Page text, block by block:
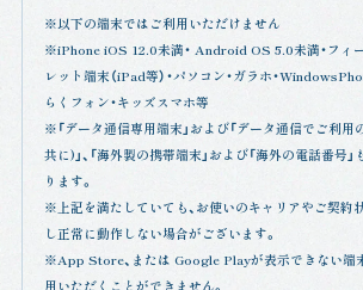
※以下の端末ではご利用いただけません
※iPhone iOS 12.0未満・ Android OS 5.0未満・フィ
レット端末（iPad等）・パソコン・ガラホ・
らくフォン・キッズスマホ等
※「データ通信専用端末」および「データ通信でご利用
共に)」、「海外製の携帯端末」および「海外の電話番号
ります。
※上記を満たしていても、お使いのキャリアやご契約
し正常に動作しない場合がございます。
※App Store、または Google Playが表示できない端
用いただくことができません。